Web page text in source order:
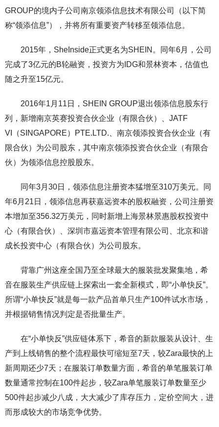
GROUP的境内子公司南京领添信息技术有限公司（以下简
称“领添信息”），并将所有重要资产转移至领添信息。
2015年，SheInside正式更名为SHEIN。同年6月，公司
完成了3亿元的B轮融资，投资方为IDG和景林资本，估值也
随之升至15亿元。
2016年1月11日，SHEIN GROUP退出领添信息股东行
列，新增南京英赛投资合伙企业（有限合伙）、JATF
VI（SINGAPORE）PTE.LTD.、南京领添投资合伙企业（有
限合伙）为公司股东，其中南京领添投资合伙企业（有限合
伙）为领添信息控股股东。
同年3月30日，领添信息注册资本猛增至310万美元。同
年6月21日，领添信息再获嘉远资本的股权融资，公司注册资
本增加至356.32万美元，同时新增上海景林景惠股权投资中
心（有限合伙）、深圳市嘉远资本管理有限公司、北京和谐
成长投资中心（有限合伙）为公司股东。
背靠广州这座全国乃至全球最大的服装批发聚集地，希
音在服装生产供应链上探索出一套全新模式，即“小单快反”。
所谓“小单快反”就是每一款产品首单只生产100件试水市场，
并根据销售情况判定是否批量生产。
在“小单快反”供应链体系下，希音的新款服装从设计、生
产到上线销售的整个流程最快可缩短至7天，较Zara最快的上
新周期还少7天；在服装订单数量方面，希音的单笔服装订单
数量通常控制在100件起步，较Zara单笔服装订单数量至少
500件起步减少八成，大大减少了库存压力，定价空间大，进
而形成较大的市场竞争优势。